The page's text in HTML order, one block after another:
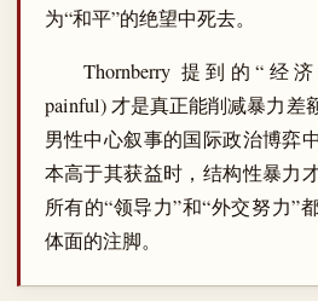
为“和平”的绝望中死去。
Thornberry 提到的“经
painful) 才是真正能削减暴力差
男性中心叙事的国际政治博弈
本高于其获益时，结构性暴力
所有的“领导力”和“外交努力”
体面的注脚。